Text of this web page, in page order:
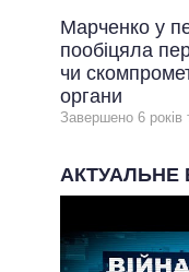
Марченко у
пообіцяла
чи
органи
Завершено 6 рокiв
АКТУАЛЬНЕ